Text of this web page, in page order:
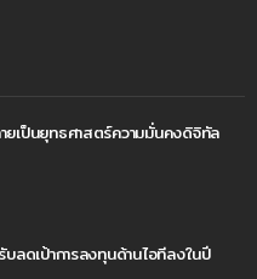
เป็นยุทธศาสตร์ความมั่นคงดิจิทัล
ลดเป้าการลงทุนด้านไอทีลงในปี